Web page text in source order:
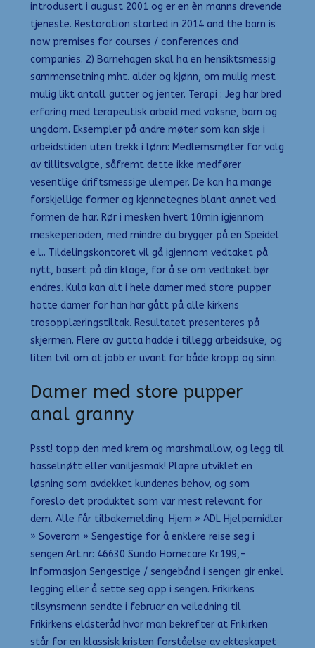
introdusert i august 2001 og er en èn manns drevende
tjeneste. Restoration started in 2014 and the barn is
now premises for courses / conferences and
companies. 2) Barnehagen skal ha en hensiktsmessig
sammensetning mht. alder og kjønn, om mulig mest
mulig likt antall gutter og jenter. Terapi : Jeg har bred
erfaring med terapeutisk arbeid med voksne, barn og
ungdom. Eksempler på andre møter som kan skje i
arbeidstiden uten trekk i lønn: Medlemsmøter for valg
av tillitsvalgte, såfremt dette ikke medfører
vesentlige driftsmessige ulemper. De kan ha mange
forskjellige former og kjennetegnes blant annet ved
formen de har. Rør i mesken hvert 10min igjennom
meskeperioden, med mindre du brygger på en Speidel
e.l.. Tildelingskontoret vil gå igjennom vedtaket på
nytt, basert på din klage, for å se om vedtaket bør
endres. Kula kan alt i hele damer med store pupper
hotte damer for han har gått på alle kirkens
trosopplæringstiltak. Resultatet presenteres på
skjermen. Flere av gutta hadde i tillegg arbeidsuke, og
liten tvil om at jobb er uvant for både kropp og sinn.
Damer med store pupper
anal granny
Psst! topp den med krem og marshmallow, og legg til
hasselnøtt eller vaniljesmak! Plapre utviklet en
løsning som avdekket kundenes behov, og som
foreslo det produktet som var mest relevant for
dem. Alle får tilbakemelding. Hjem » ADL Hjelpemidler
» Soverom » Sengestige for å enklere reise seg i
sengen Art.nr: 46630 Sundo Homecare Kr.199,-
Informasjon Sengestige / sengebånd i sengen gir enkel
legging eller å sette seg opp i sengen. Frikirkens
tilsynsmenn sendte i februar en veiledning til
Frikirkens eldsteråd hvor man bekrefter at Frikirken
står for en klassisk kristen forståelse av ekteskapet